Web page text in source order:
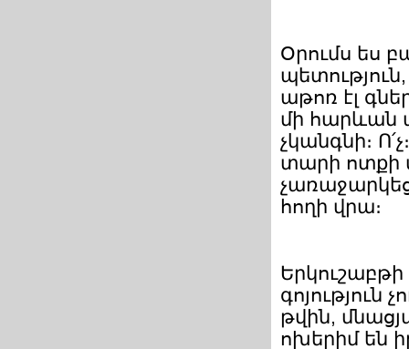
Օրումս ես
աթոռ էլ
մի հարևան
չկանգնի։
տարի ոտքի
հողի վրա։
Երկուշաբթի
գոյություն
թվին,
ոխերիմ են